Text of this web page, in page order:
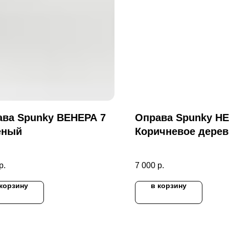
Spunky ВЕНЕРА 7
Оправа Spunky
Коричневое
7 000 р.
в корзину